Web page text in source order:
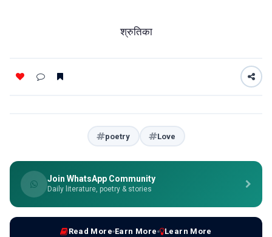
श्रुतिका
poetry Love
Join WhatsApp Community
Daily literature, poetry & stories
Read More Earn More Learn More